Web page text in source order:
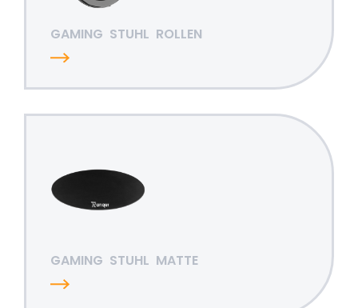
GAMING STUHL ROLLEN
GAMING STUHL MATTE